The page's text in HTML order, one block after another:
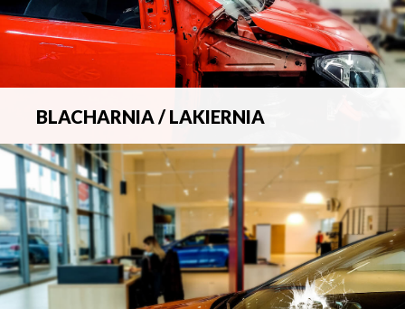
BLACHARNIA / LAKIERNIA
Kompleksowa obsługa wszelkich napraw
blacharsko-lakierniczych.